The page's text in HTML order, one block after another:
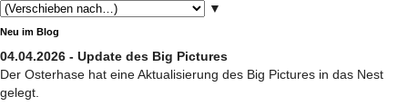
▼
Neu im Blog
04.04.2026 - Update des Big Pictures
Der Osterhase hat eine Aktualisierung des Big Pictures in das Nest
gelegt.